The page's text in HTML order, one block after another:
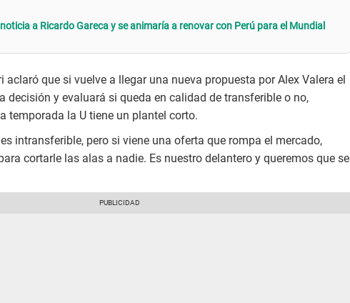
a Ricardo Gareca y se animaría a renovar con Perú para el Mundial
aclaró que si vuelve a llegar una nueva propuesta por Alex Valera el
decisión y evaluará si queda en calidad de transferible o no,
temporada la U tiene un plantel corto.
intransferible, pero si viene una oferta que rompa el mercado,
cortarle las alas a nadie. Es nuestro delantero y queremos que se